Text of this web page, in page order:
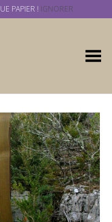
Basculer
PAPIER ! IGNORER